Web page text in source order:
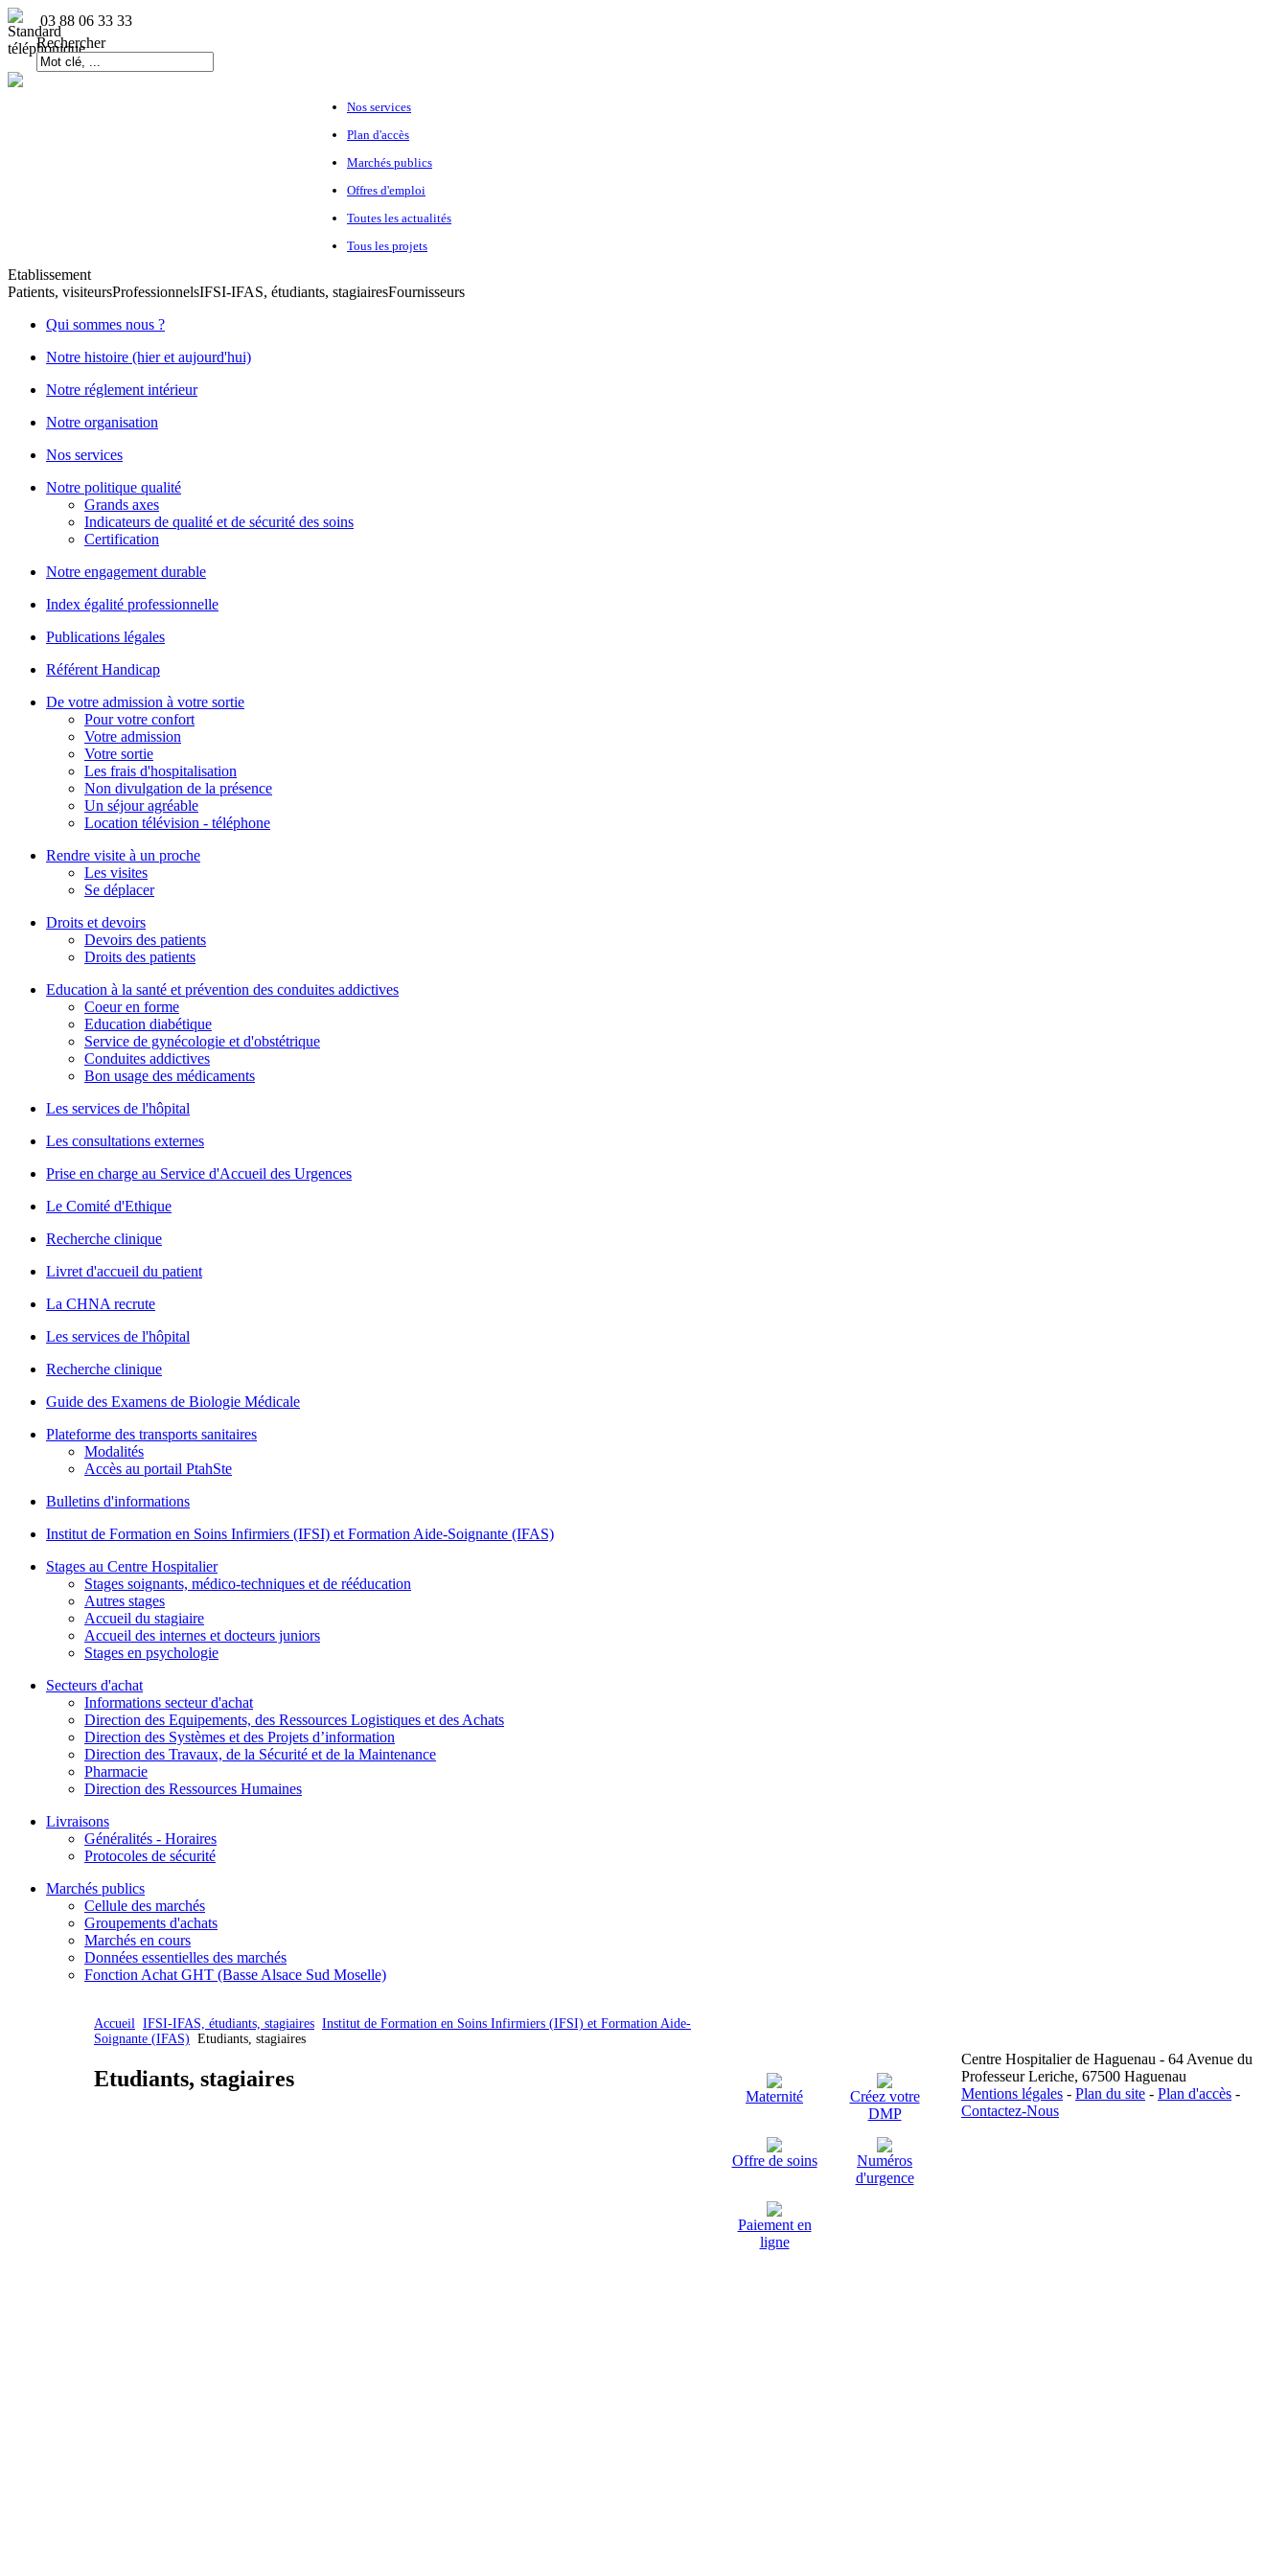
03 88 06 33 33
Rechercher
Nos services
Plan d'accès
Marchés publics
Offres d'emploi
Toutes les actualités
Tous les projets
Etablissement
Patients, visiteursProfessionnelsIFSI-IFAS, étudiants, stagiairesFournisseurs
Qui sommes nous ?
Notre histoire (hier et aujourd'hui)
Notre réglement intérieur
Notre organisation
Nos services
Notre politique qualité
Grands axes
Indicateurs de qualité et de sécurité des soins
Certification
Notre engagement durable
Index égalité professionnelle
Publications légales
Référent Handicap
De votre admission à votre sortie
Pour votre confort
Votre admission
Votre sortie
Les frais d'hospitalisation
Non divulgation de la présence
Un séjour agréable
Location télévision - téléphone
Rendre visite à un proche
Les visites
Se déplacer
Droits et devoirs
Devoirs des patients
Droits des patients
Education à la santé et prévention des conduites addictives
Coeur en forme
Education diabétique
Service de gynécologie et d'obstétrique
Conduites addictives
Bon usage des médicaments
Les services de l'hôpital
Les consultations externes
Prise en charge au Service d'Accueil des Urgences
Le Comité d'Ethique
Recherche clinique
Livret d'accueil du patient
La CHNA recrute
Les services de l'hôpital
Recherche clinique
Guide des Examens de Biologie Médicale
Plateforme des transports sanitaires
Modalités
Accès au portail PtahSte
Bulletins d'informations
Institut de Formation en Soins Infirmiers (IFSI) et Formation Aide-Soignante (IFAS)
Stages au Centre Hospitalier
Stages soignants, médico-techniques et de rééducation
Autres stages
Accueil du stagiaire
Accueil des internes et docteurs juniors
Stages en psychologie
Secteurs d'achat
Informations secteur d'achat
Direction des Equipements, des Ressources Logistiques et des Achats
Direction des Systèmes et des Projets d’information
Direction des Travaux, de la Sécurité et de la Maintenance
Pharmacie
Direction des Ressources Humaines
Livraisons
Généralités - Horaires
Protocoles de sécurité
Marchés publics
Cellule des marchés
Groupements d'achats
Marchés en cours
Données essentielles des marchés
Fonction Achat GHT (Basse Alsace Sud Moselle)
Accueil IFSI-IFAS, étudiants, stagiaires Institut de Formation en Soins Infirmiers (IFSI) et Formation Aide-
Soignante (IFAS) Etudiants, stagiaires
Etudiants, stagiaires
Maternité
Créez votre
DMP
Offre de soins
Numéros
d'urgence
Paiement en
ligne
Centre Hospitalier de Haguenau - 64 Avenue du
Professeur Leriche, 67500 Haguenau
Mentions légales - Plan du site - Plan d'accès -
Contactez-Nous